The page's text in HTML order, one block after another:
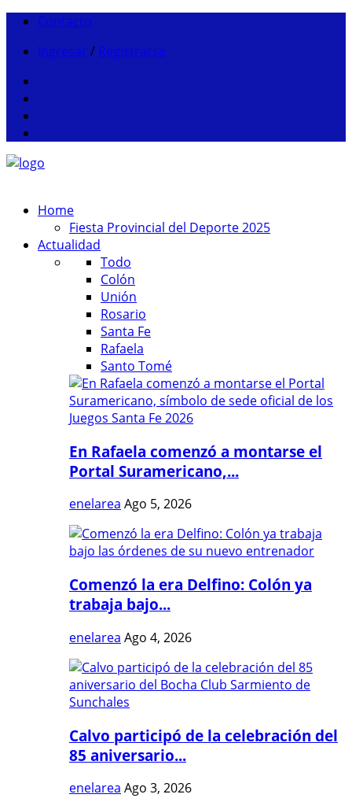
Contacto
Ingresar / Registrarse
Home
Fiesta Provincial del Deporte 2025
Actualidad
Todo
Colón
Unión
Rosario
Santa Fe
Rafaela
Santo Tomé
En Rafaela comenzó a montarse el
Portal Suramericano,...
enelarea Ago 5, 2026
Comenzó la era Delfino: Colón ya
trabaja bajo...
enelarea Ago 4, 2026
Calvo participó de la celebración del
85 aniversario...
enelarea Ago 3, 2026